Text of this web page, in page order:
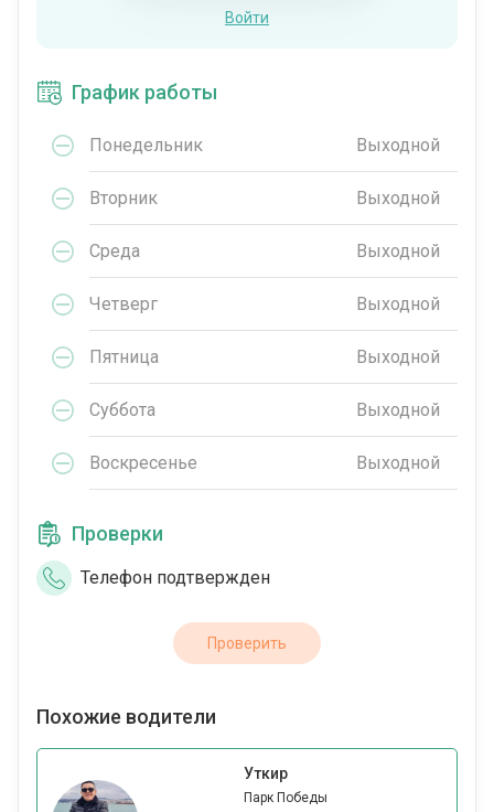
Войти
График работы
Понедельник Выходной
Вторник Выходной
Среда Выходной
Четверг Выходной
Пятница Выходной
Суббота Выходной
Воскресенье Выходной
Проверки
Телефон подтвержден
Проверить
Похожие водители
Уткир
Парк Победы